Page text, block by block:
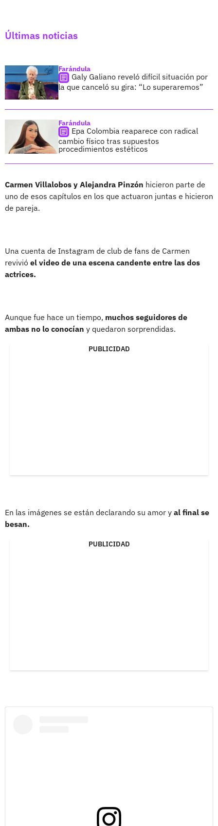
Últimas noticias
Farándula
Galy Galiano reveló difícil situación por
la que canceló su gira: “Lo superaremos”
Farándula
Epa Colombia reaparece con radical
cambio físico tras supuestos
procedimientos estéticos
Carmen Villalobos y Alejandra Pinzón hicieron parte de
uno de esos capítulos en los que actuaron juntas e hicieron
de pareja.
Una cuenta de Instagram de club de fans de Carmen
revivió el video de una escena candente entre las dos
actrices.
Aunque fue hace un tiempo, muchos seguidores de
ambas no lo conocían y quedaron sorprendidas.
PUBLICIDAD
En las imágenes se están declarando su amor y al final se
besan.
PUBLICIDAD